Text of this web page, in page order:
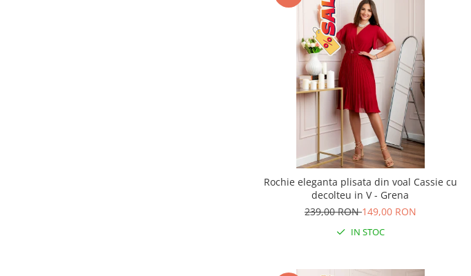
Rochie eleganta plisata din voal Cassie cu
decolteu in V - Grena
239,00 RON149,00 RON
IN STOC